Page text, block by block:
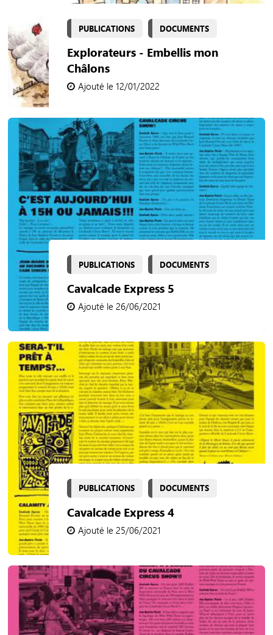
PUBLICATIONS DOCUMENTS
Explorateurs - Embellis mon
Châlons
Ajouté le 12/01/2022
PUBLICATIONS DOCUMENTS
Cavalcade Express 5
Ajouté le 26/06/2021
PUBLICATIONS DOCUMENTS
Cavalcade Express 4
Ajouté le 25/06/2021